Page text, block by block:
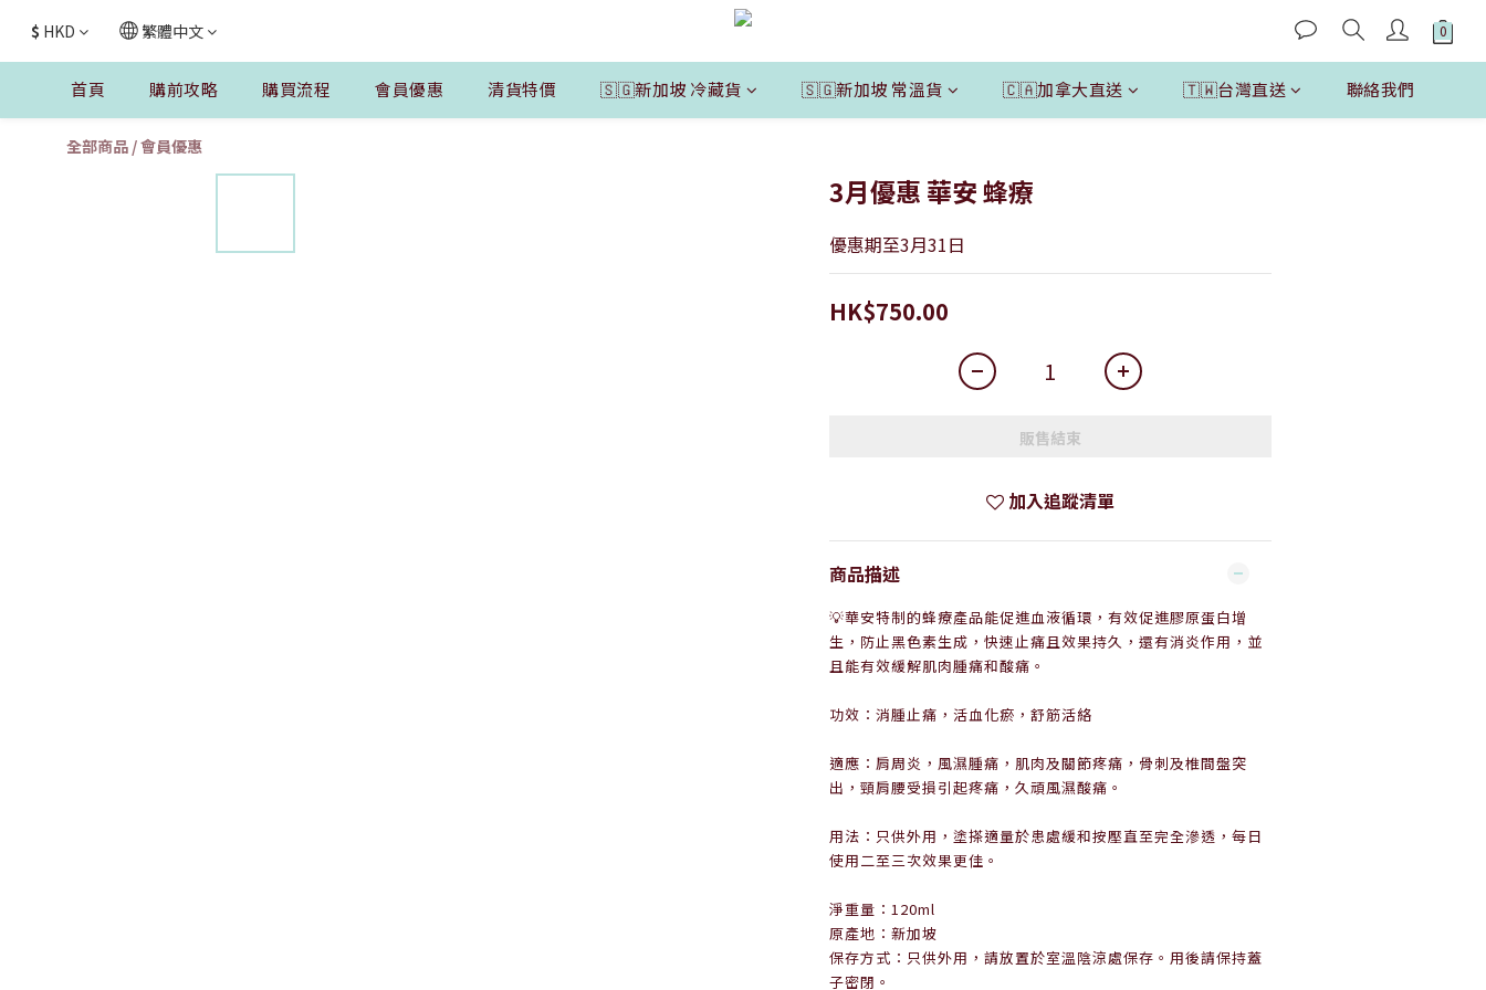
$ HKD 繁體中文
首頁 購前攻略 購買流程 會員優惠 清貨特價 🇸🇬新加坡 冷藏貨 🇸🇬新加坡 常溫貨 🇨🇦加拿大直送 🇹🇼台灣直送 聯絡我們
全部商品 /會員優惠
3月優惠 華安 蜂療
優惠期至3月31日
HK$750.00
販售結束
加入追蹤清單
商品描述
💡華安特制的蜂療產品能促進血液循環，有效促進膠原蛋白增
生，防止黑色素生成，快速止痛且效果持久，還有消炎作用，並
且能有效緩解肌肉腫痛和酸痛。
功效：消腫止痛，活血化瘀，舒筋活絡
適應：肩周炎，風濕腫痛，肌肉及關節疼痛，骨刺及椎間盤突
出，頸肩腰受損引起疼痛，久頑風濕酸痛。
用法：只供外用，塗搽適量於患處緩和按壓直至完全滲透，每日
使用二至三次效果更佳。
淨重量：120ml
原產地：新加坡
保存方式：只供外用，請放置於室溫陰涼處保存。用後請保持蓋
子密閉。